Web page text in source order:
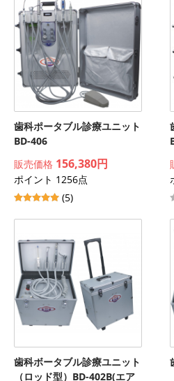
歯科ポータブル診療ユニット
BD-406
販売価格 156,380円
ポイント 1256点
(5)
歯科ボータブル診療ユニット
（ロッド型）BD-402B(エア